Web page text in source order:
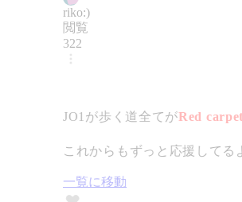
riko:)
閲覧
322
JO1が歩く道全てがRed carpet
これからもずっと応援してる
一覧に移動